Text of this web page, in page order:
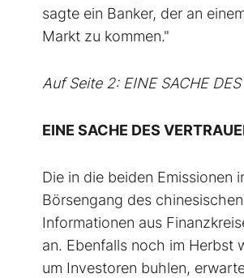
sagte ein Banker, der an
Markt zu kommen."
Auf Seite 2: EINE SACHE
EINE SACHE DES
Die in die beiden
Börsengang des
Informationen aus
an. Ebenfalls noch im Herbst
um Investoren buhlen,